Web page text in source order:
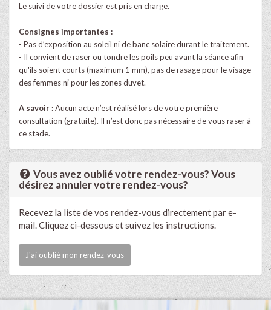
Le suivi de votre dossier est pris en charge.
Consignes importantes :
- Pas d’exposition au soleil ni de banc solaire durant le traitement.
- Il convient de raser ou tondre les poils peu avant la séance afin
qu'ils soient courts (maximum 1 mm), pas de rasage pour le visage
des femmes ni pour les zones duvet.
A savoir :Aucun acte n’est réalisé lors de votre première
consultation (gratuite). Il n’est donc pas nécessaire de vous raser à
ce stade.
Vous avez oublié votre rendez-vous? Vous
désirez annuler votre rendez-vous?
Recevez la liste de vos rendez-vous directement par e-
mail. Cliquez ci-dessous et suivez les instructions.
J'ai oublié mon rendez-vous